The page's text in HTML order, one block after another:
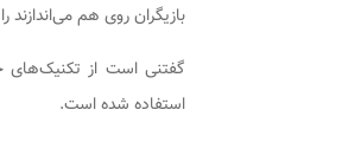
بازیگران روی هم می‌اندازند
استفاده شده است.